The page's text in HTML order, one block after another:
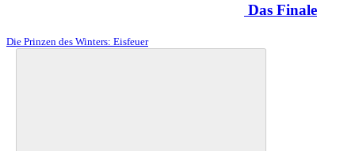
Das Finale
Die Prinzen des Winters: Eisfeuer